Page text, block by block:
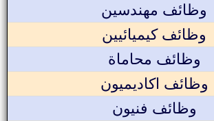
وظائف مهندسين
وظائف كيميائيين
وظائف محاماة
وظائف اكاديميون
وظائف فنيون